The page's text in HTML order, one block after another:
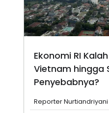
Ekonomi RI
Vietnam hingga
Penyebabnya?
Reporter